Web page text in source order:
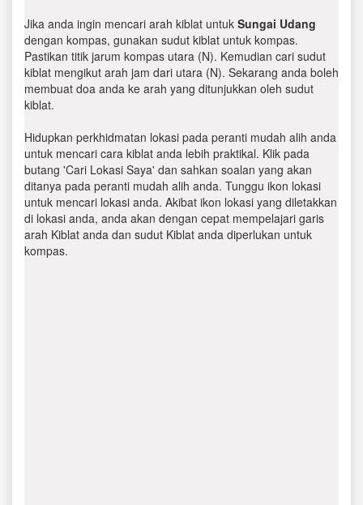
Jika anda ingin mencari arah kiblat untuk Sungai Udang
dengan kompas, gunakan sudut kiblat untuk kompas.
Pastikan titik jarum kompas utara (N). Kemudian cari sudut
kiblat mengikut arah jam dari utara (N). Sekarang anda boleh
membuat doa anda ke arah yang ditunjukkan oleh sudut
kiblat.
Hidupkan perkhidmatan lokasi pada peranti mudah alih anda
untuk mencari cara kiblat anda lebih praktikal. Klik pada
butang 'Cari Lokasi Saya' dan sahkan soalan yang akan
ditanya pada peranti mudah alih anda. Tunggu ikon lokasi
untuk mencari lokasi anda. Akibat ikon lokasi yang diletakkan
di lokasi anda, anda akan dengan cepat mempelajari garis
arah Kiblat anda dan sudut Kiblat anda diperlukan untuk
kompas.